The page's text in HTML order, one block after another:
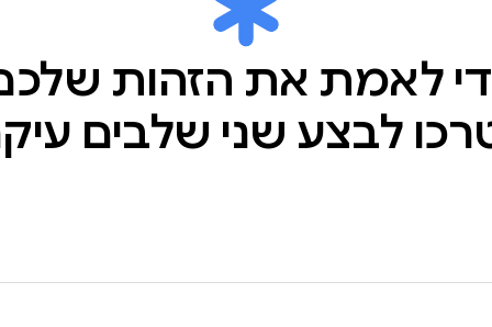
לאמת את הזהות
לבצע שני שלבים